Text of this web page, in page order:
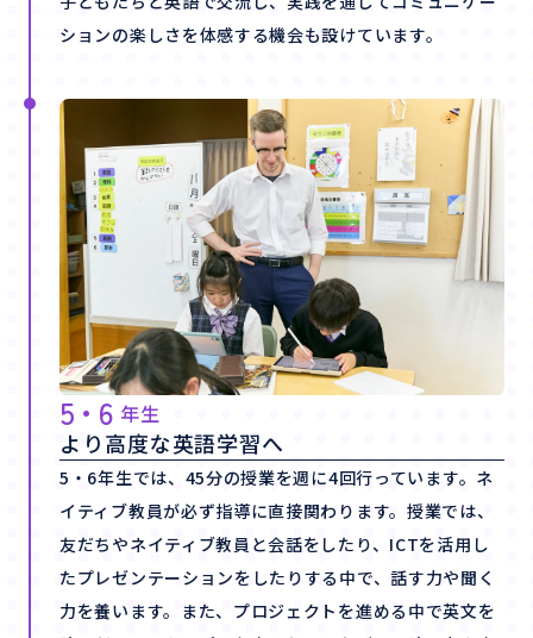
ションの楽しさを体感する機会も設けています。
5・6 年生
より高度な英語学習へ
5・6年生では、45分の授業を週に4回行っています。ネ
イティブ教員が必ず指導に直接関わります。授業では、
友だちやネイティブ教員と会話をしたり、ICTを活用し
たプレゼンテーションをしたりする中で、話す力や聞く
力を養います。また、プロジェクトを進める中で英文を